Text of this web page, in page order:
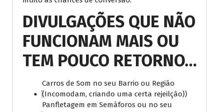
DIVULGAÇÕES QUE NÃO
FUNCIONAM MAIS OU
TEM POUCO RETORNO…
Carros de Som no seu Barrio ou Região
(Incomodam, criando uma certa rejeilção))
Panfletagem em Semáforos ou no seu